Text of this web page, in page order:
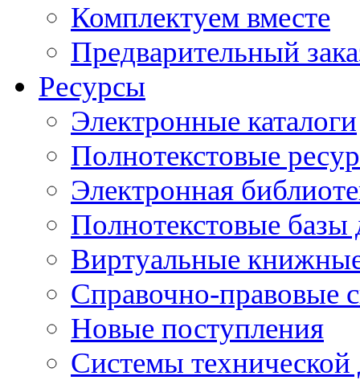
Комплектуем вместе
Предварительный
Ресурсы
Электронные каталоги
Полнотекстовые
Электронная
Полнотекстовые
Виртуальные
Справочно-правовые
Новые поступления
Cистемы